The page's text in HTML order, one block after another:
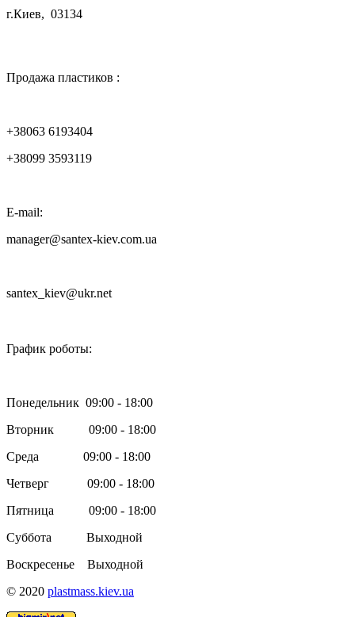
г.Киев, 03134
Продажа пластиков :
+38063 6193404
+38099 3593119
E-mail:
manager@santex-kiev.com.ua
santex_kiev@ukr.net
График роботы:
Понедельник 09:00 - 18:00
Вторник 09:00 - 18:00
Среда 09:00 - 18:00
Четверг 09:00 - 18:00
Пятница 09:00 - 18:00
Суббота Выходной
Воскресенье Выходной
© 2020 plastmass.kiev.ua